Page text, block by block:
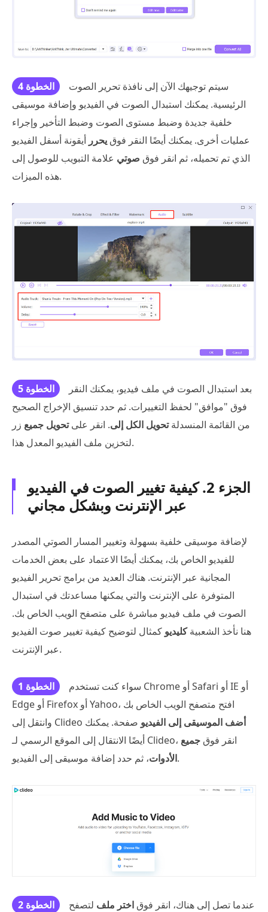
الخطوة 4
سيتم توجيهك الآن إلى نافذة تحرير الصوت
الرئيسية. يمكنك استبدال الصوت في الفيديو وإضافة موسيقى
خلفية جديدة وضبط مستوى الصوت وضبط التأخير وإجراء
عمليات أخرى. يمكنك أيضًا النقر فوقيحرر أيقونة أسفل الفيديو
الذي تم تحميله، ثم انقر فوق صوتي علامة التبويب للوصول إلى
هذه الميزات.
الخطوة 5
بعد استبدال الصوت في ملف فيديو، يمكنك النقر
فوق "موافق" لحفظ التغييرات. ثم حدد تنسيق الإخراج الصحيح
من القائمة المنسدلةتحويل الكل إلى. انقر علىتحويل جميع زر
لتخزين ملف الفيديو المعدل هذا.
الجزء 2. كيفية تغيير الصوت في الفيديو
عبر الإنترنت وبشكل مجاني
لإضافة موسيقى خلفية بسهولة وتغيير المسار الصوتي المصدر
للفيديو الخاص بك، يمكنك أيضًا الاعتماد على بعض الخدمات
المجانية عبر الإنترنت. هناك العديد من برامج تحرير الفيديو
المتوفرة على الإنترنت والتي يمكنها مساعدتك في استبدال
الصوت في ملف فيديو مباشرة على متصفح الويب الخاص بك.
هنا نأخذ الشعبيةكليديو كمثال لتوضيح كيفية تغيير صوت الفيديو
عبر الإنترنت.
الخطوة 1
سواء كنت تستخدم Chrome أو Safari أو IE أو
Edge أو Firefox أو Yahoo، افتح متصفح الويب الخاص بك
وانتقل إلى Clideo
أضف الموسيقى إلى الفيديو صفحة. يمكنك
أيضًا الانتقال إلى الموقع الرسمي لـ Clideo، انقر فوقجميع
الأدوات، ثم حدد إضافة موسيقى إلى الفيديو.
الخطوة 2 عندما تصل إلى هناك، انقر فوقاختر ملف لتصفح